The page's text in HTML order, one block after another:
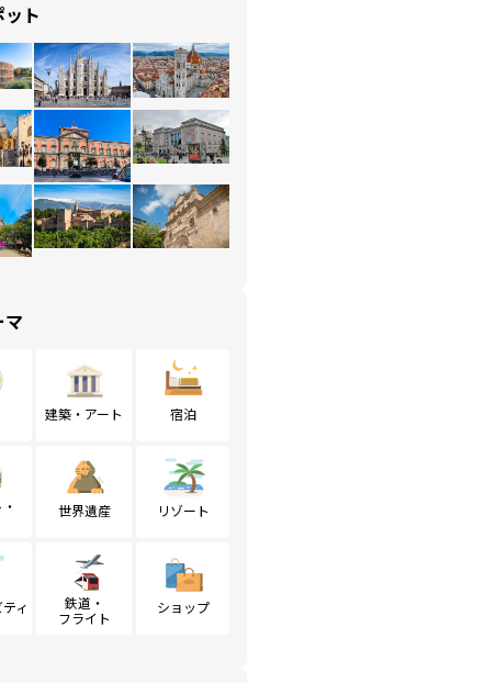
ト
マ
建築・アート 宿泊
世界遺産 リゾート
ィ
鉄道・
フライト
ショップ